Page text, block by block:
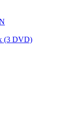
(3 DVD)